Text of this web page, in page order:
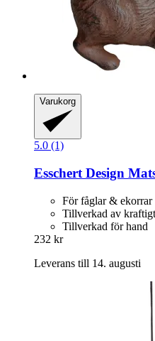
Varukorg
5.0 (1)
Esschert Design
För fåglar & ekorrar
Tillverkad av
Tillverkad för hand
232 kr
Leverans till 14. augusti